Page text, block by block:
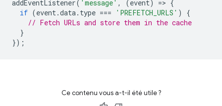
addEventListener( 'message' , (event) => {
if (event.data. type === 'PREFETCH_URLS' )
{
// Fetch URLs and store them in the cache
}
});
Ce contenu vous a-t-il été utile ?